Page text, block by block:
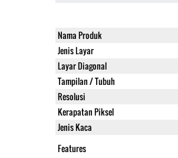
Nama Produk
Jenis Layar
Layar Diagonal
Tampilan / Tubuh
Resolusi
Kerapatan Piksel
Jenis Kaca
Features